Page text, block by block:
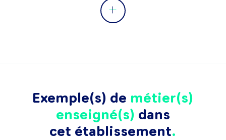
Exemple(s) de métier(s)
enseigné(s) dans
cet établissement